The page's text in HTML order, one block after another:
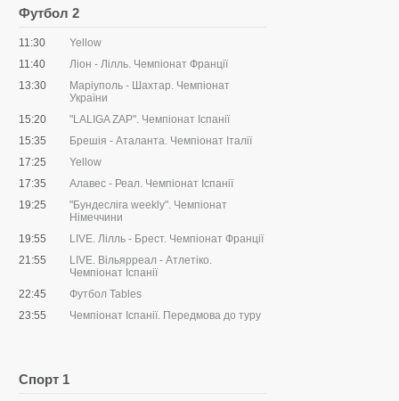
Футбол 2
11:30
Yellow
11:40
Ліон - Лілль. Чемпіонат Франції
13:30
Маріуполь - Шахтар. Чемпіонат
України
15:20
"LALIGA ZAP". Чемпіонат Іспанії
15:35
Брешія - Аталанта. Чемпіонат Італії
17:25
Yellow
17:35
Алавес - Реал. Чемпіонат Іспанії
19:25
"Бундесліга weekly". Чемпіонат
Німеччини
19:55
LIVE. Лілль - Брест. Чемпіонат Франції
21:55
LIVE. Вільярреал - Атлетіко.
Чемпіонат Іспанії
22:45
Футбол Tables
23:55
Чемпіонат Іспанії. Передмова до туру
Спорт 1